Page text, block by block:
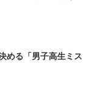
める「男子高生ミス